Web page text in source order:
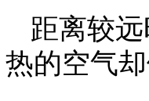
距离较
热的空气